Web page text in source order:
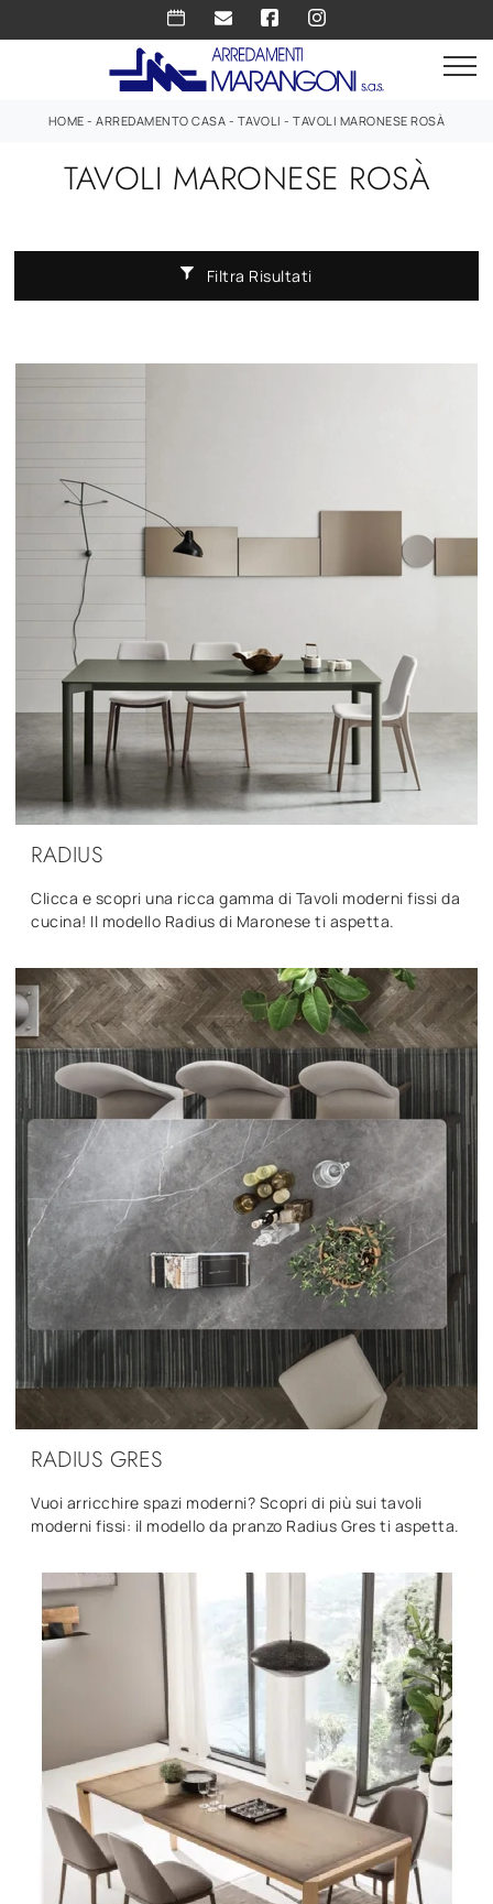
HOME -ARREDAMENTO CASA - TAVOLI -TAVOLI MARONESE ROSÀ
TAVOLI MARONESE ROSÀ
Filtra Risultati
RADIUS
Clicca e scopri una ricca gamma di Tavoli moderni fissi da
cucina! Il modello Radius di Maronese ti aspetta.
RADIUS GRES
Vuoi arricchire spazi moderni? Scopri di più sui tavoli
moderni fissi: il modello da pranzo Radius Gres ti aspetta.